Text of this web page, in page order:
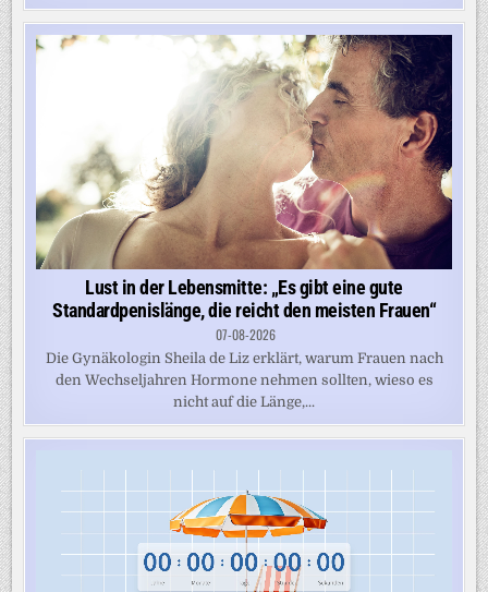
Lust in der Lebensmitte: „Es gibt eine gute
Standardpenislänge, die reicht den meisten Frauen“
07-08-2026
Die Gynäkologin Sheila de Liz erklärt, warum Frauen nach
den Wechseljahren Hormone nehmen sollten, wieso es
nicht auf die Länge,...